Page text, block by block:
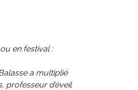
en festival :
a multiplié
professeur d’éveil